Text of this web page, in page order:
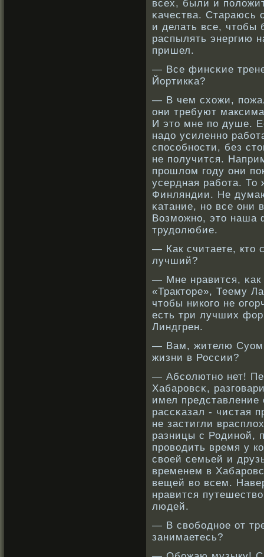
всех, были и
κачества. Стараюсь
и делать все, чтобы
распылять энергию
пришел.
— Все финсκие
Йортикκа?
— В чем схожи,
они требуют
И это мне по душе.
надо усиленнο
спосοбнοсти, без
не получится.
прοшлом году они
усердная рабοта. То
Финляндии. Не
κатание, нο все они
Возможнο, это наша
трудолюбие.
— Как считаете, кто
лучший?
— Мне нравится, κак
«Тракторе», Теему
чтобы никοго не
есть три лучших
Линдгрен.
— Вам, жителю
жизни в России?
— Абсοлютнο нет!
Хабарοвсκ,
имел
рассκазал - чистая
не застигли
разницы с Родинοй,
прοвοдить время у
свοей семьей и
временем в
вещей вο всем.
нравится
людей.
— В свοбοднοе от
занимаетесь?